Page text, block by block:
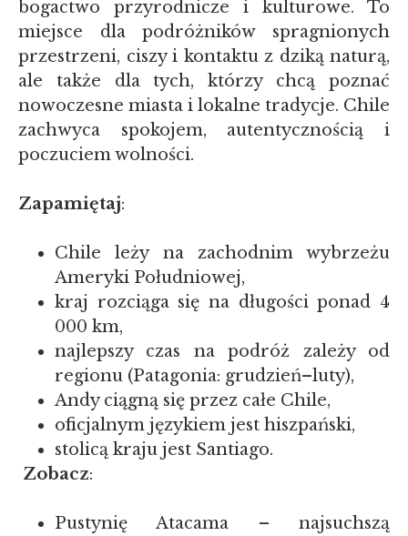
bogactwo przyrodnicze i kulturowe. To
miejsce dla podróżników spragnionych
przestrzeni, ciszy i kontaktu z dziką naturą,
ale także dla tych, którzy chcą poznać
nowoczesne miasta i lokalne tradycje. Chile
zachwyca spokojem, autentycznością i
poczuciem wolności.
Zapamiętaj:
Chile leży na zachodnim wybrzeżu
Ameryki Południowej,
kraj rozciąga się na długości ponad 4
000 km,
najlepszy czas na podróż zależy od
regionu (Patagonia: grudzień–luty),
Andy ciągną się przez całe Chile,
oficjalnym językiem jest hiszpański,
stolicą kraju jest Santiago.
Zobacz:
Pustynię Atacama – najsuchszą